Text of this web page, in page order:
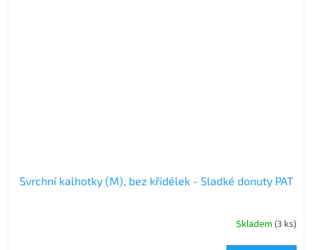
Svrchní kalhotky (M), bez křidélek - Sladké donuty PAT
Skladem (3 ks)